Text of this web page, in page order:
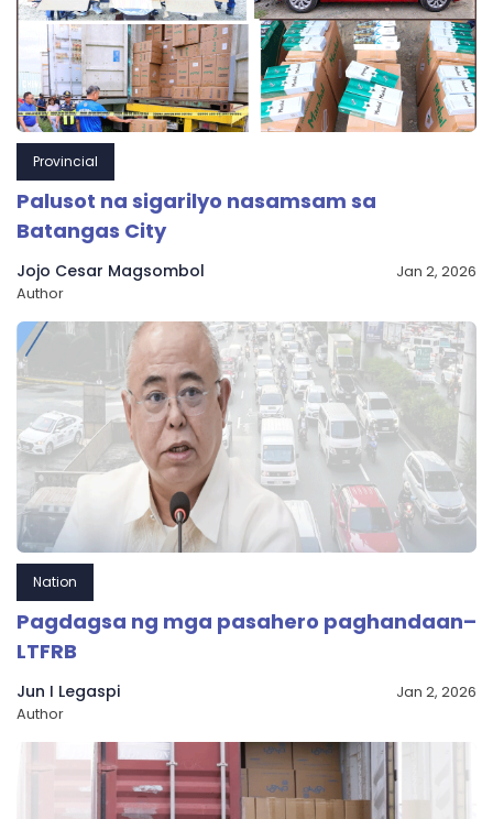
Provincial
Palusot na sigarilyo nasamsam sa
Batangas City
Jojo Cesar Magsombol
Author
Jan 2, 2026
Nation
Pagdagsa ng mga pasahero paghandaan–
LTFRB
Jun I Legaspi
Author
Jan 2, 2026